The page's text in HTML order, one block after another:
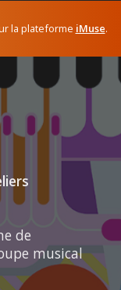
la plateforme iMuse.
de
musical